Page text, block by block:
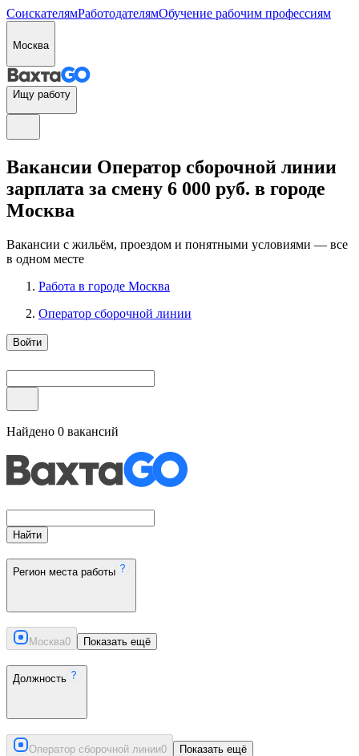
СоискателямРаботодателямОбучение рабочим профессиям
Москва
Ищу работу
Вакансии Оператор сборочной линии
зарплата за смену 6 000 руб. в городе
Москва
Вакансии с жильём, проездом и понятными условиями — все
в одном месте
Работа в городе Москва
Оператор сборочной линии
Войти
Найдено 0 вакансий
Найти
Регион места работы
Москва0 Показать ещё
Должность
Оператор сборочной линии0 Показать ещё